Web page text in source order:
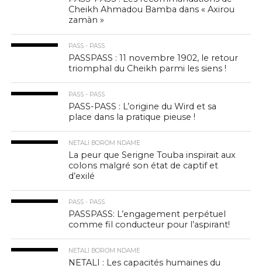
Cheikh Ahmadou Bamba dans « Axirou
zamàn »
PASS - PASS
PASSPASS : 11 novembre 1902, le retour
triomphal du Cheikh parmi les siens !
PASS - PASS
PASS-PASS : L’origine du Wird et sa
place dans la pratique pieuse !
NETALI BOROM NDAME
La peur que Serigne Touba inspirait aux
colons malgré son état de captif et
d’exilé
PASS - PASS
PASSPASS: L’engagement perpétuel
comme fil conducteur pour l’aspirant!
NETALI BOROM NDAME
NETALI : Les capacités humaines du